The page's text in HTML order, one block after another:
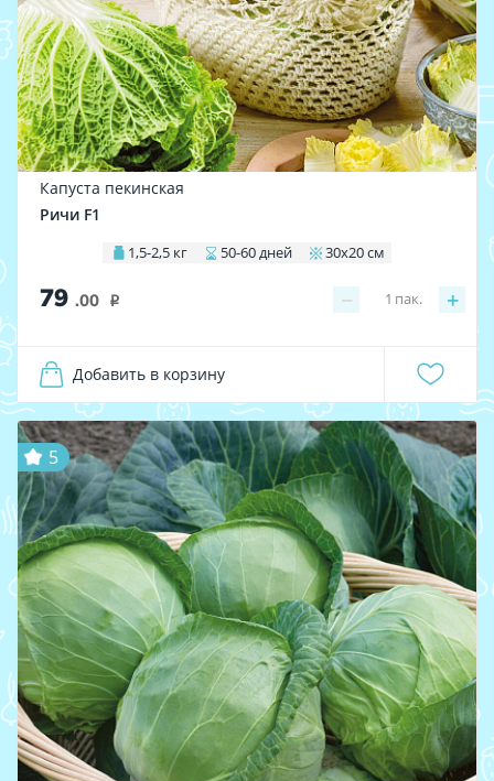
Капуста пекинская
Ричи F1
1,5-2,5 кг 50-60 дней 30х20 см
79 .00 i − +
1 пак.
Добавить в корзину
5